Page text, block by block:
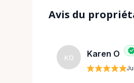
Avis du
KO Karen O